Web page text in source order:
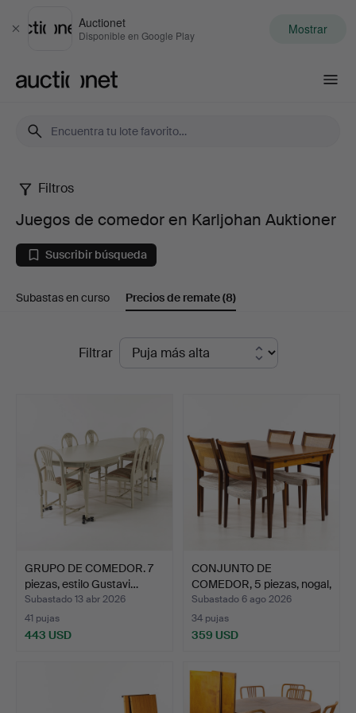
Cerrar
Auctionet
Disponible en Google Play Mostrar
Juegos
de
comedor
en
Karljohan
Filtros
Juegos de comedor en Karljohan Auktioner
Suscribir búsqueda
Subastas en curso Precios de remate(8)
Filtrar
GRUPO DE COMEDOR. 7
piezas, estilo Gustavi…
Subastado 13 abr 2026
41 pujas
443 USD
CONJUNTO DE
COMEDOR, 5 piezas, nogal,
Skar…
Subastado 6 ago 2026
34 pujas
359 USD